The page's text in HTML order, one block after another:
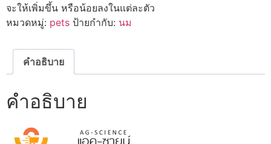
จะให้เพิ่มขึ้น หรือน้อยลงในแต่ละตัว
หมวดหมู่: pets ป้ายกำกับ: นม
คำอธิบาย
คำอธิบาย